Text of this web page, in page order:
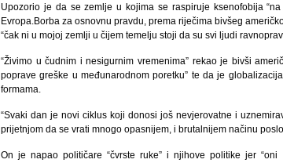
Upozorio je da se zemlje u kojima se raspiruje ksenofobija
Evropa.Borba za osnovnu pravdu, prema riječima bivšeg
“čak ni u mojoj zemlji u čijem temelju stoji da su svi ljudi
“Živimo u čudnim i nesigurnim vremenima” rekao je bivši
poprave greške u međunarodnom poretku” te da je
formama.
“Svaki dan je novi ciklus koji donosi još nevjerovatne i
prijetnjom da se vrati mnogo opasnijem, i brutalnijem načinu
On je napao političare “čvrste ruke” i njihove politike jer